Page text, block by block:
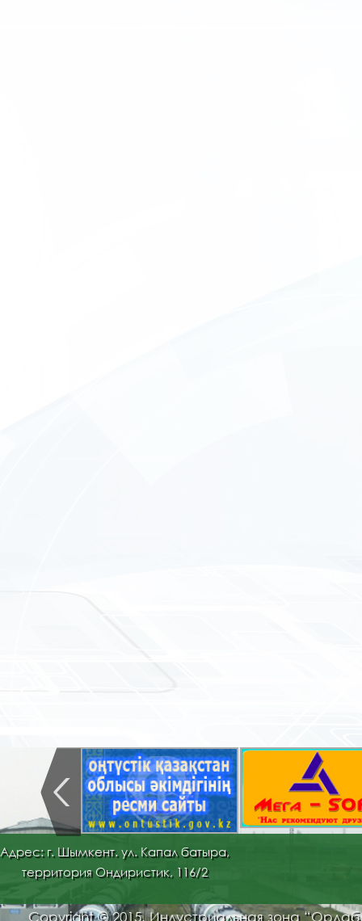
Адрес: г. Шымкент. ул. Капал батыра,
территория Ондиристик, 116/2
Copyright © 2015. Индустриальная зона